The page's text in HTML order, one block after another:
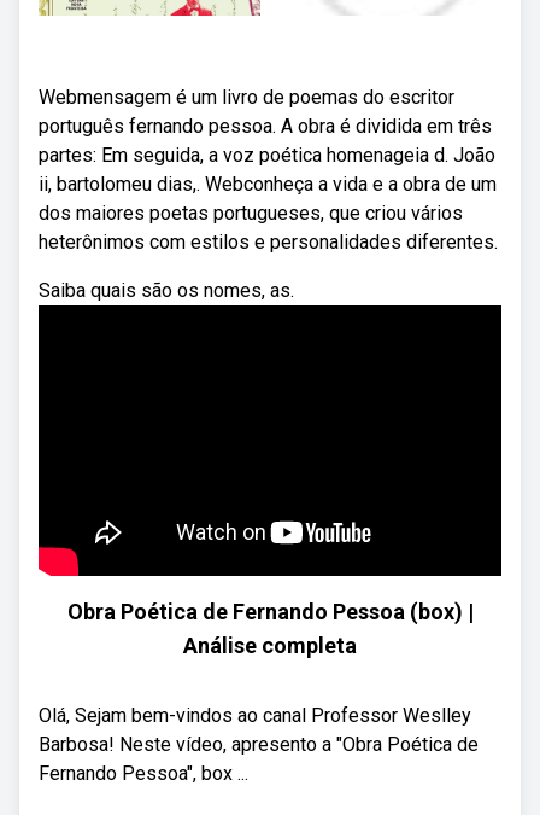
Webmensagem é um livro de poemas do escritor
português fernando pessoa. A obra é dividida em três
partes: Em seguida, a voz poética homenageia d. João
ii, bartolomeu dias,. Webconheça a vida e a obra de um
dos maiores poetas portugueses, que criou vários
heterônimos com estilos e personalidades diferentes.
Saiba quais são os nomes, as.
Obra Poética de Fernando Pessoa (box) |
Análise completa
Olá, Sejam bem-vindos ao canal Professor Weslley
Barbosa! Neste vídeo, apresento a "Obra Poética de
Fernando Pessoa", box ...